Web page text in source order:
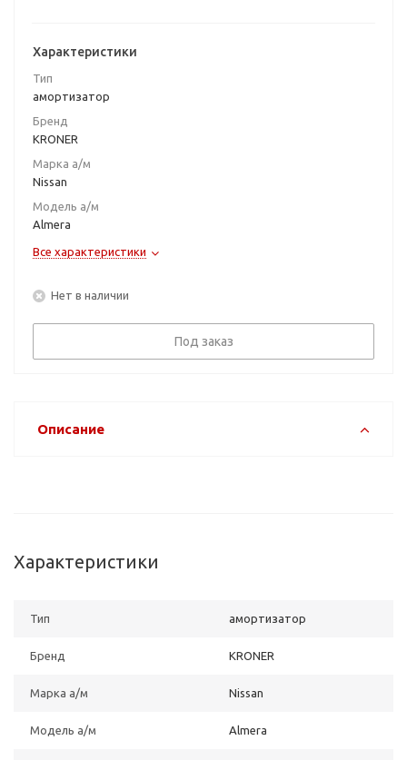
Характеристики
Тип
амортизатор
Бренд
KRONER
Марка а/м
Nissan
Модель а/м
Almera
Все характеристики
Нет в наличии
Под заказ
Описание
Характеристики
Тип амортизатор
Бренд KRONER
Марка а/м Nissan
Модель а/м Almera